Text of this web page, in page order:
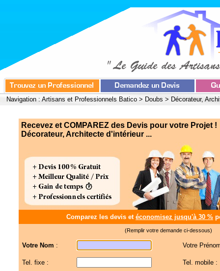
Navigation : Artisans et Professionnels Batico > Doubs > Décorateur,
Recevez et COMPAREZ des Devis pour votre Projet !
Décorateur, Architecte d'intérieur ...
Comparez les devis et économisez jusqu'à 30 %
(Remplir votre demande ci-dessous)
Votre Nom : Votre
Tel. fixe : Tel. mobile :